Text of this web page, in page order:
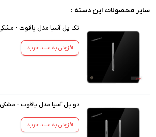
سایر محصولات این دسته :
تک پل آسیا مدل یاقوت -
افزودن به سبد خرید
دو پل آسیا مدل یاقوت - مشکی
افزودن به سبد خرید